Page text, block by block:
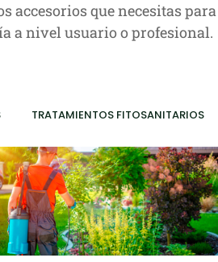
accesorios que necesitas
a nivel usuario o profesional.
TRATAMIENTOS FITOSANITARIOS